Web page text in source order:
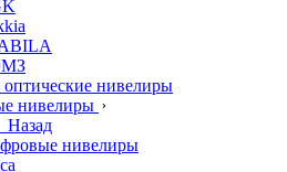
оптические нивелиры
нивелиры
Назад
нивелиры